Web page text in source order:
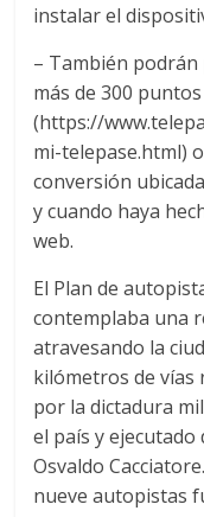
instalar el
– También
más de 300
(https://
mi-telepase.html)
conversión
y cuando haya
web.
El Plan de
contemplaba una
atravesando la
kilómetros de vías
por la dictadura
el país y
Osvaldo
nueve autopistas